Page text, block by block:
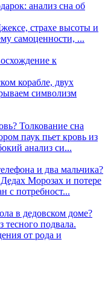
анализ сна об
страхе высоты и
самоценности, ...
к
корабле, двух
символизм
Толкование сна
паук пьет кровь из
анализ си...
и два мальчика?
Морозах и потере
с потребност...
в дедовском доме?
тесного подвала.
от рода и